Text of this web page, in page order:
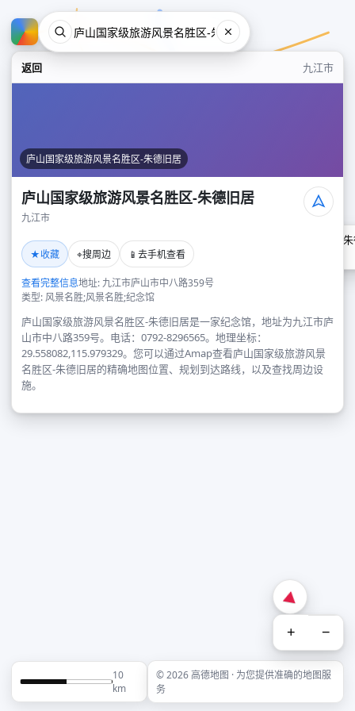
返回 九江市
庐山国家级旅游风景名胜区-朱德旧居
庐山国家级旅游风景名胜区-朱德旧居
九江市
★收藏 ⌖搜周边 📱 去手机查看
查看完整信息地址: 九江市庐山市中八路359号
类型: 风景名胜;风景名胜;纪念馆
庐山国家级旅游风景名胜区-朱德旧居是一家纪念馆，地址为九江市庐
山市中八路359号。电话：0792-8296565。地理坐标：
29.558082,115.979329。您可以通过Amap查看庐山国家级旅游风景
名胜区-朱德旧居的精确地图位置、规划到达路线，以及查找周边设
施。
庐山国家级旅游风景名胜区-
+ −
10
km
© 2026 高德地图 · 为您提供准确的地图服
务